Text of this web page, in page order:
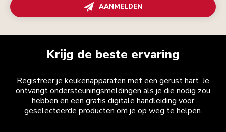
AANMELDEN
Krijg de beste ervaring
Registreer je keukenapparaten met een gerust hart. Je
ontvangt ondersteuningsmeldingen als je die nodig zou
hebben en een gratis digitale handleiding voor
geselecteerde producten om je op weg te helpen.